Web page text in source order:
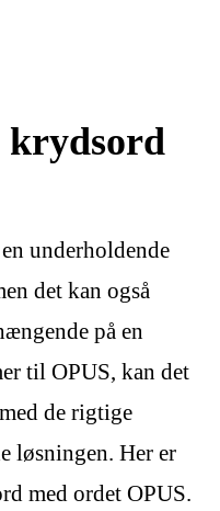
krydsord
underholdende
det kan også
på en
til OPUS, kan det
de rigtige
løsningen. Her er
med ordet OPUS.